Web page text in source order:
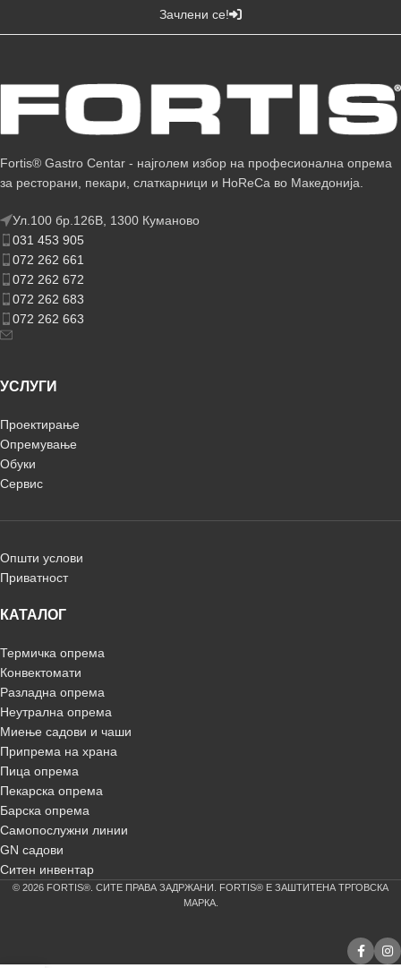
Зачлени се!
Fortis® Gastro Centar - најголем избор на професионална опрема
за ресторани, пекари, слаткарници и HoReCa во Македонија.
Ул.100 бр.126В, 1300 Куманово
031 453 905
072 262 661
072 262 672
072 262 683
072 262 663
УСЛУГИ
Проектирање
Опремување
Обуки
Сервис
Општи услови
Приватност
КАТАЛОГ
Термичка опрема
Конвектомати
Разладна опрема
Неутрална опрема
Миење садови и чаши
Припрема на храна
Пица опрема
Пекарска опрема
Барска опрема
Самопослужни линии
GN садови
Ситен инвентар
© 2026 FORTIS®. СИТЕ ПРАВА ЗАДРЖАНИ. FORTIS® Е ЗАШТИТЕНА ТРГОВСКА
МАРКА.